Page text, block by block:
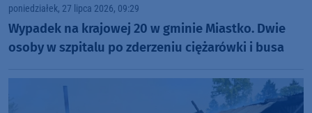
poniedziałek, 27 lipca 2026, 09:29
Wypadek na krajowej 20 w gminie Miastko. Dwie
osoby w szpitalu po zderzeniu ciężarówki i busa